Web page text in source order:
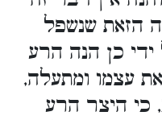
הזאת שנשפל
כן הנה הרע
עצמו ומתעלה,
כי היצר הרע